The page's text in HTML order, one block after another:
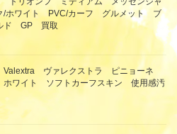
/ホワイト PVC/カーフ グルメット ブ
ド GP 買取
ヴァレクストラ ピニョーネ
ホワイト ソフトカーフスキン 使用感汚